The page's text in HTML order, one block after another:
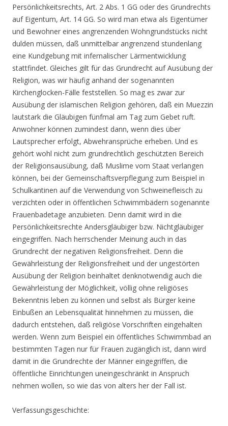
Persönlichkeitsrechts, Art. 2 Abs. 1 GG oder des Grundrechts
auf Eigentum, Art. 14 GG. So wird man etwa als Eigentümer
und Bewohner eines angrenzenden Wohngrundstücks nicht
dulden müssen, daß unmittelbar angrenzend stundenlang
eine Kundgebung mit infernalischer Lärmentwicklung
stattfindet. Gleiches gilt für das Grundrecht auf Ausübung der
Religion, was wir häufig anhand der sogenannten
Kirchenglocken-Fälle feststellen. So mag es zwar zur
Ausübung der islamischen Religion gehören, daß ein Muezzin
lautstark die Gläubigen fünfmal am Tag zum Gebet ruft.
Anwohner können zumindest dann, wenn dies über
Lautsprecher erfolgt, Abwehransprüche erheben. Und es
gehört wohl nicht zum grundrechtlich geschützten Bereich
der Religionsausübung, daß Muslime vom Staat verlangen
können, bei der Gemeinschaftsverpflegung zum Beispiel in
Schulkantinen auf die Verwendung von Schweinefleisch zu
verzichten oder in öffentlichen Schwimmbädern sogenannte
Frauenbadetage anzubieten. Denn damit wird in die
Persönlichkeitsrechte Andersgläubiger bzw. Nichtgläubiger
eingegriffen. Nach herrschender Meinung auch in das
Grundrecht der negativen Religionsfreiheit. Denn die
Gewährleistung der Religionsfreiheit und der ungestörten
Ausübung der Religion beinhaltet denknotwendig auch die
Gewährleistung der Möglichkeit, völlig ohne religiöses
Bekenntnis leben zu können und selbst als Bürger keine
Einbußen an Lebensqualität hinnehmen zu müssen, die
dadurch entstehen, daß religiöse Vorschriften eingehalten
werden. Wenn zum Beispiel ein öffentliches Schwimmbad an
bestimmten Tagen nur für Frauen zugänglich ist, dann wird
damit in die Grundrechte der Männer eingegriffen, die
öffentliche Einrichtungen uneingeschränkt in Anspruch
nehmen wollen, so wie das von alters her der Fall ist.
Verfassungsgeschichte: